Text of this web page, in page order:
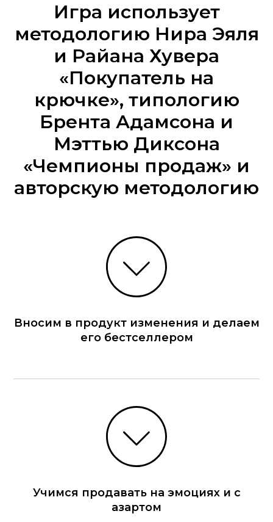
Игра использует
методологию Нира Эяля
и Райана Хувера
«Покупатель на
крючке», типологию
Брента Адамсона и
Мэттью Диксона
«Чемпионы продаж» и
авторскую методологию
Вносим в продукт изменения и делаем
его бестселлером
Учимся продавать на эмоциях и с
азартом